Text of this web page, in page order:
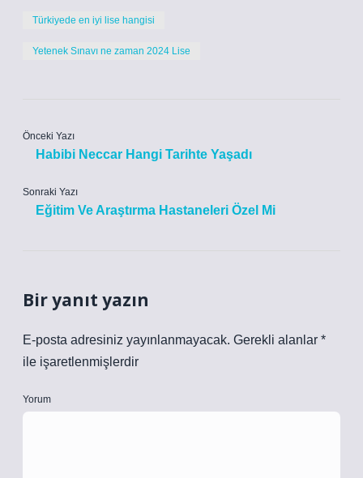
Türkiyede en iyi lise hangisi
Yetenek Sınavı ne zaman 2024 Lise
Önceki Yazı
Habibi Neccar Hangi Tarihte Yaşadı
Sonraki Yazı
Eğitim Ve Araştırma Hastaneleri Özel Mi
Bir yanıt yazın
E-posta adresiniz yayınlanmayacak. Gerekli alanlar *
ile işaretlenmişlerdir
Yorum